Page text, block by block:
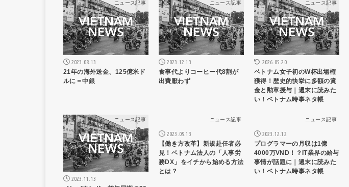
ニュース記事
2023.08.13
21年の海外送金、125億米ド
ルに＝中銀
ニュース記事
2023.12.13
食事代よりコーヒー代8割が
出費厭わず
ニュース記事
2026.05.20
ベトナム女子初のW杯出場権
獲得！歴史的快挙に多額の賞
金と勲章授与｜週末に読みた
い！ベトナム時事ネタ帳
ニュース記事
2023.11.13
ニュース記事
2023.09.13
【働き方改革】新規赴任者必
見！ベトナム法人の「人事労
務DX」をイチから始める方法
とは？
ニュース記事
2023.12.12
プログラマーの月収は1億
4000万VND！？IT業界の給与
事情が話題に｜週末に読みた
い！ベトナム時事ネタ帳